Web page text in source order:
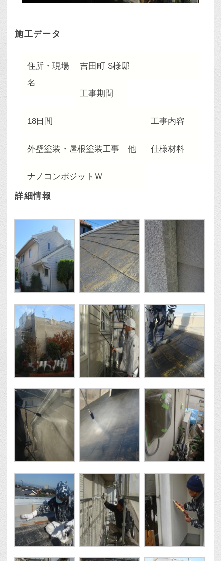
施工データ
住所・現場
名
吉田町 S様邸
工事期間
18日間 工事内容
外壁塗装・屋根塗装工事 他 仕様材料
ナノコンポジットＷ
詳細情報